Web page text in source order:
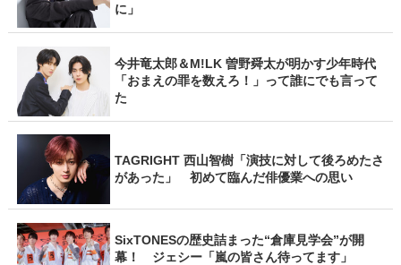
に」
今井竜太郎＆M!LK 曽野舜太が明かす少年時代
「おまえの罪を数えろ！」って誰にでも言って
た
TAGRIGHT 西山智樹「演技に対して後ろめたさ
があった」 初めて臨んだ俳優業への思い
SixTONESの歴史詰まった“倉庫見学会”が開
幕！ ジェシー「嵐の皆さん待ってます」